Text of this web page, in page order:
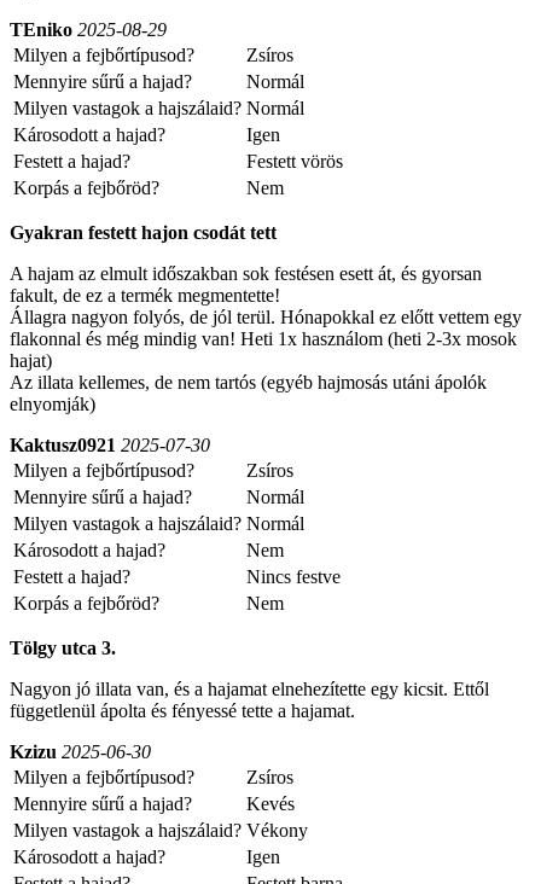
TEniko 2025-08-29
Milyen a fejbőrtípusod?
Zsíros
Mennyire sűrű a hajad?
Normál
Milyen vastagok a hajszálaid? Normál
Károsodott a hajad?
Igen
Festett a hajad?
Festett vörös
Korpás a fejbőröd?
Nem
Gyakran festett hajon csodát tett
A hajam az elmult időszakban sok festésen esett át, és gyorsan
fakult, de ez a termék megmentette!
Állagra nagyon folyós, de jól terül. Hónapokkal ez előtt vettem egy
flakonnal és még mindig van! Heti 1x használom (heti 2-3x mosok
hajat)
Az illata kellemes, de nem tartós (egyéb hajmosás utáni ápolók
elnyomják)
Kaktusz0921 2025-07-30
Milyen a fejbőrtípusod?
Zsíros
Mennyire sűrű a hajad?
Normál
Milyen vastagok a hajszálaid? Normál
Károsodott a hajad?
Nem
Festett a hajad?
Nincs festve
Korpás a fejbőröd?
Nem
Tölgy utca 3.
Nagyon jó illata van, és a hajamat elnehezítette egy kicsit. Ettől
függetlenül ápolta és fényessé tette a hajamat.
Kzizu 2025-06-30
Milyen a fejbőrtípusod?
Zsíros
Mennyire sűrű a hajad?
Kevés
Milyen vastagok a hajszálaid? Vékony
Károsodott a hajad?
Igen